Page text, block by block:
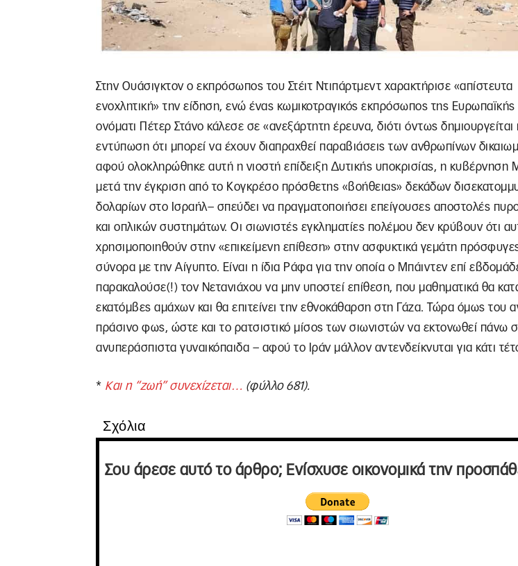
Στην Ουάσιγκτον ο εκπρόσωπος του Στέιτ Ντιπάρτμεντ χαρακτήρισε «απίστευτα
ενοχλητική» την είδηση, ενώ ένας κωμικοτραγικός εκπρόσωπος της Ευρωπαϊκής
ονόματι Πέτερ Στάνο κάλεσε σε «ανεξάρτητη έρευνα, διότι όντως δημιουργείται
εντύπωση ότι μπορεί να έχουν διαπραχθεί παραβιάσεις των ανθρωπίνων
αφού ολοκληρώθηκε αυτή η νιοστή επίδειξη Δυτικής υποκρισίας, η κυβέρνηση
μετά την έγκριση από το Κογκρέσο πρόσθετης «βοήθειας» δεκάδων
δολαρίων στο Ισραήλ– σπεύδει να πραγματοποιήσει επείγουσες αποστολές
και οπλικών συστημάτων. Οι σιωνιστές εγκληματίες πολέμου δεν κρύβουν ότι
χρησιμοποιηθούν στην «επικείμενη επίθεση» στην ασφυκτικά γεμάτη
σύνορα με την Αίγυπτο. Είναι η ίδια Ράφα για την οποία ο Μπάιντεν επί
παρακαλούσε(!) τον Νετανιάχου να μην υποστεί επίθεση, που μαθηματικά θα
εκατόμβες αμάχων και θα επιτείνει την εθνοκάθαρση στη Γάζα. Τώρα όμως του
πράσινο φως, ώστε και το ρατσιστικό μίσος των σιωνιστών να εκτονωθεί πάνω
ανυπεράσπιστα γυναικόπαιδα – αφού το Ιράν μάλλον αντενδείκνυται για κάτι
* Και η “ζωή” συνεχίζεται… (φύλλο 681).
Σχόλια
Σου άρεσε αυτό το άρθρο; Ενίσχυσε οικονομικά την